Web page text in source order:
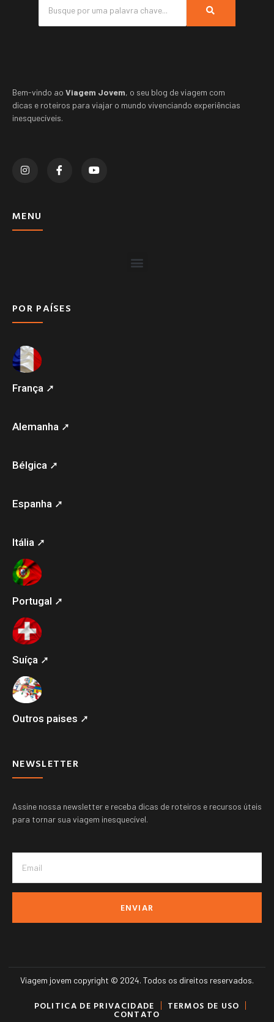
Bem-vindo ao Viagem Jovem, o seu blog de viagem com
dicas e roteiros para viajar o mundo vivenciando experiências
inesquecíveis.
MENU
POR PAÍSES
França ➚
Alemanha ➚
Bélgica ➚
Espanha ➚
Itália ➚
Portugal ➚
Suíça ➚
Outros paises ➚
NEWSLETTER
Assine nossa newsletter e receba dicas de roteiros e recursos úteis
para tornar sua viagem inesquecível.
ENVIAR
Viagem jovem copyright © 2024. Todos os direitos reservados.
POLITICA DE PRIVACIDADE TERMOS DE USO
CONTATO